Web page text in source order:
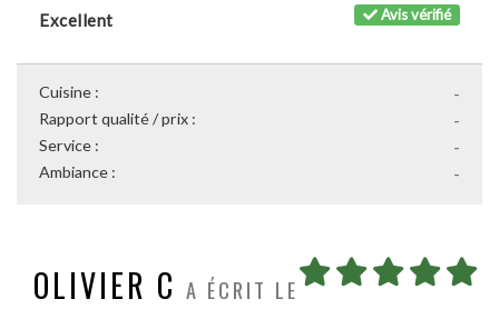
Avis vérifié
Excellent
-
Cuisine :
-
Rapport qualité / prix :
-
Service :
-
Ambiance :
OLIVIER C A ÉCRIT LE